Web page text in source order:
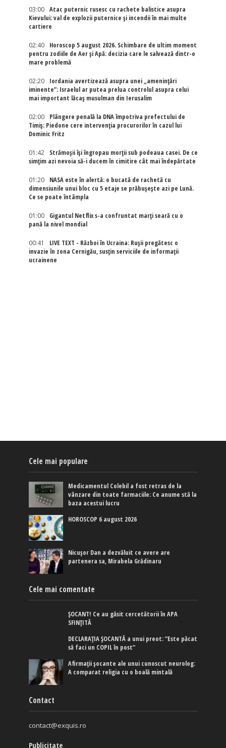
03:00
Atac puternic rusesc cu rachete balistice asupra
Kievului: val de explozii puternice și incendii în mai multe
cartiere
02:40
Horoscop 5 august 2026. Schimbare de ultim moment
pentru zodiile de Aer și Apă: decizia care le salvează dintr-o
mare problemă
02:20
Iordania avertizează asupra unei „amenințări
iminente”: Israelul ar putea prelua controlul asupra celui
mai important lăcaș musulman din Ierusalim
02:00
Plângere penală la DNA împotriva prefectului de
Timiș: Piedone cere intervenția procurorilor în cazul lui
Dominic Fritz
01:42
Strămoșii își îngropau morții sub podeaua casei. De ce
simțim azi nevoia să-i ducem în cimitire cât mai îndepărtate
01:20
NASA este în alertă: o bucată de rachetă cu
dimensiunile unui bloc cu 5 etaje se prăbușește azi pe Lună.
Ce se poate întâmpla
01:00
Gigantul Netflix s-a confruntat marţi seară cu o
pană la nivel mondial
00:41
LIVE TEXT - Război în Ucraina: Rușii pregătesc o
invazie în zona Cernigău, susțin serviciile de informații
ucrainene
Cele mai populare
Medicamentul Colebil a fost retras de la
vânzare din toate farmaciile: Ce anume stă la
baza acestui lucru
HOROSCOP 6 august 2026
Nicușor Dan a dezvăluit ce avere are
partenera sa, Mirabela Grădinaru
Cele mai comentate
ȘOCANT! Ce au găsit cercetătorii în APA
SFINȚITĂ
DECLARAȚIA ȘOCANTĂ a unui preot: ”Este păcat
să faci un COPIL în post”
Afirmaţii şocante ale unui cunoscut neurolog:
A comparat religia cu o boală mintală
Contact
contact@exquis.ro
Publicitate